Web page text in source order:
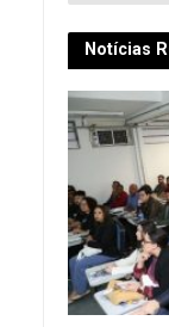
Notícias